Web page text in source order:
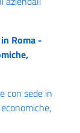
Roma -
con sede in